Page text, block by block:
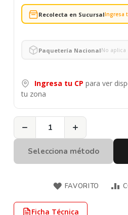
Recolecta en SucursalIngresa
Paquetería NacionalNo aplica
Ingresa tu CP para ver
tu zona
− +
Selecciona método
FAVORITO
Ficha Técnica